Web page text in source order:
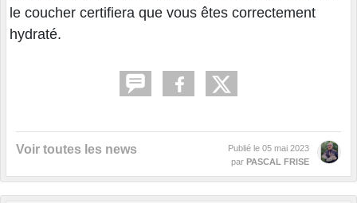
le coucher certifiera que vous êtes correctement
hydraté.
Voir toutes les news Publié le 05 mai 2023
par PASCAL FRISE